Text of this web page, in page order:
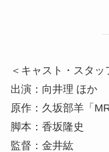
＜キャスト・スタッ
出演：向井理 ほか
原作：久坂部羊「
脚本：香坂隆史
監督：金井紘